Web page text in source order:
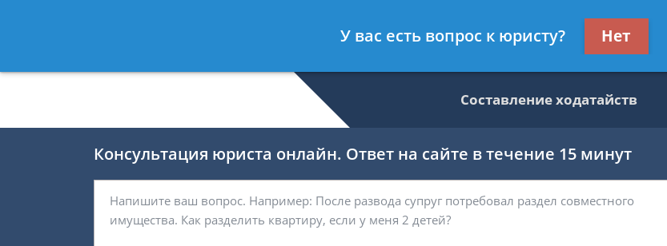
- Юрист по гражданскому праву
Составление ходатайств
Консультация юриста онлайн. Ответ на сайте в течение 15 минут
У вас есть вопрос к юристу? Нет